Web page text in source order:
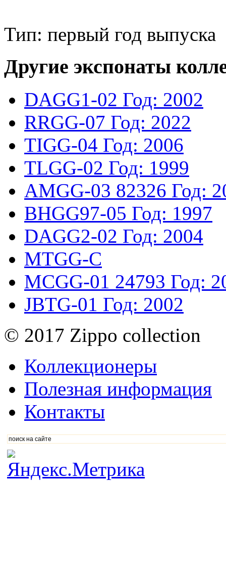
Тип: первый год выпуска
Другие экспонаты
DAGG1-02 Год: 2002
RRGG-07 Год: 2022
TIGG-04 Год: 2006
TLGG-02 Год: 1999
AMGG-03 82326 Год:
BHGG97-05 Год: 1997
DAGG2-02 Год: 2004
MTGG-C
MCGG-01 24793 Год:
JBTG-01 Год: 2002
© 2017 Zippo collection
Коллекционеры
Полезная информация
Контакты